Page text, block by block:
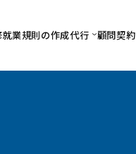
就業規則の作成代行 顧問契約